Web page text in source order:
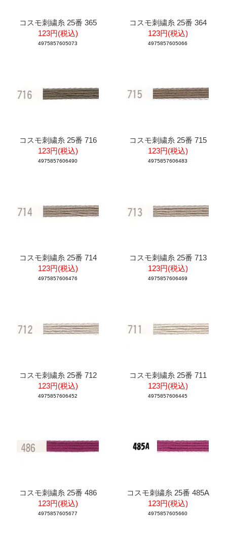
コスモ刺繍糸 25番 365
123円(税込)
4975857605073
コスモ刺繍糸 25番 364
123円(税込)
4975857605066
コスモ刺繍糸 25番 716
123円(税込)
4975857606490
コスモ刺繍糸 25番 715
123円(税込)
4975857606483
コスモ刺繍糸 25番 714
123円(税込)
4975857606476
コスモ刺繍糸 25番 713
123円(税込)
4975857606469
コスモ刺繍糸 25番 712
123円(税込)
4975857606452
コスモ刺繍糸 25番 711
123円(税込)
4975857606445
コスモ刺繍糸 25番 486
123円(税込)
4975857605677
コスモ刺繍糸 25番 485A
123円(税込)
4975857605660